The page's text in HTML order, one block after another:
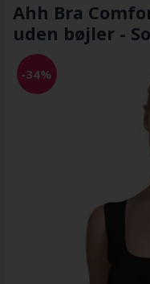
Ahh Bra
uden bøjler -
-34%